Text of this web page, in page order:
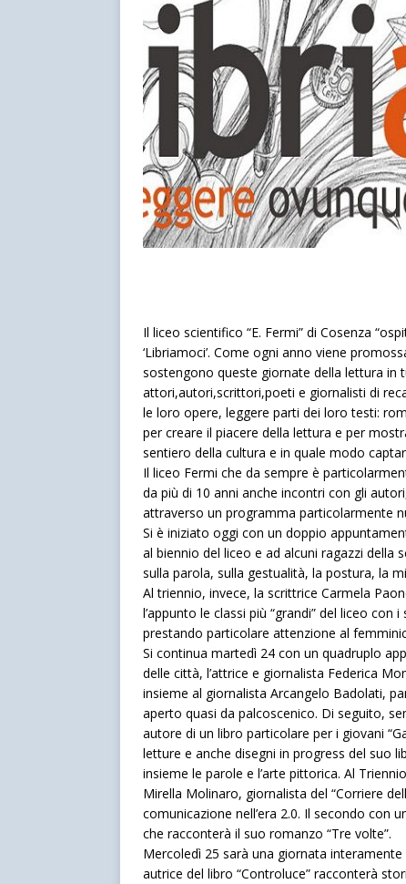
Il liceo scientifico “E. Fermi” di Cosenza
‘Libriamoci’. Come ogni anno viene
sostengono queste giornate della lettura in
attori,autori,scrittori,poeti e giornalisti di
le loro opere, leggere parti dei loro testi:
per creare il piacere della lettura e per
sentiero della cultura e in quale modo
Il liceo Fermi che da sempre è
da più di 10 anni anche incontri con gli
attraverso un programma particolarmente
Si è iniziato oggi con un doppio
al biennio del liceo e ad alcuni ragazzi
sulla parola, sulla gestualità, la postura, la
Al triennio, invece, la scrittrice Carmela
l’appunto le classi più “grandi” del liceo
prestando particolare attenzione al
Si continua martedì 24 con un quadruplo
delle città, l’attrice e giornalista Federica
insieme al giornalista Arcangelo Badolati,
aperto quasi da palcoscenico. Di seguito,
autore di un libro particolare per i giovani
letture e anche disegni in progress del suo
insieme le parole e l’arte pittorica. Al
Mirella Molinaro, giornalista del “Corriere
comunicazione nell’era 2.0. Il secondo con
che racconterà il suo romanzo “Tre volte”.
Mercoledì 25 sarà una giornata
autrice del libro “Controluce” racconterà